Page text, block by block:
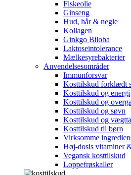
Fiskeolie
Ginseng
Hud, hår & negle
Kollagen
Ginkgo Biloba
Laktoseintolerance
Mælkesyrebakterier
Anvendelsesområder
Immunforsvar
Kosttilskud forklædt
Kosttilskud og energi
Kosttilskud og
Kosttilskud og søvn
Kosttilskud og
Kosttilskud til børn
Virksomme
Høj-dosis vitaminer
Vegansk kosttilskud
Loppefrøskaller